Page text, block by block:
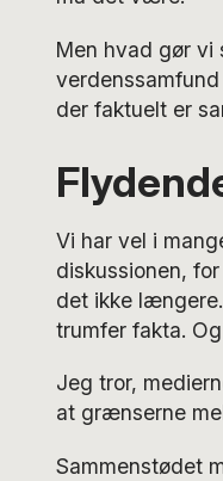
Men hvad gør vi
der faktuelt er
Vi har vel i
diskussionen,
det ikke
trumfer fakta.
Jeg tror,
at grænserne
Sammenstødet